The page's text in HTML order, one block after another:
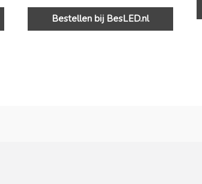
Bestellen bij BesLED.nl